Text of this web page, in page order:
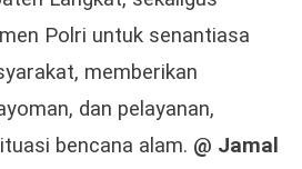
Polri untuk senantiasa
memberikan
dan pelayanan,
bencana alam. @ Jamal